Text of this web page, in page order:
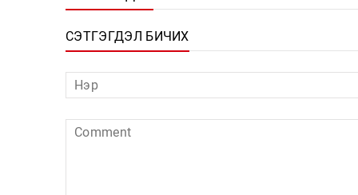
СЭТГЭГДЭЛ БИЧИХ